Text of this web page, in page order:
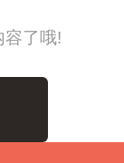
容了哦!